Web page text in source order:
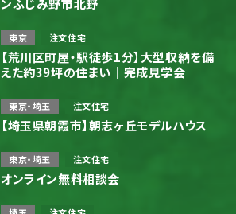
ンふじみ野市北野
東京 注文住宅
【荒川区町屋・駅徒歩1分】大型収納を備
えた約39坪の住まい｜完成見学会
東京・埼玉 注文住宅
【埼玉県朝霞市】朝志ヶ丘モデルハウス
東京・埼玉 注文住宅
オンライン無料相談会